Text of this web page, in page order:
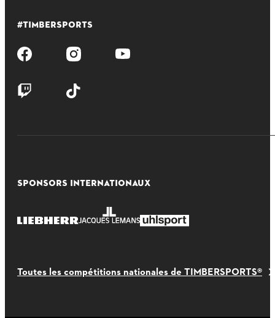
#TIMBERSPORTS
SPONSORS INTERNATIONAUX
Toutes les compétitions nationales de TIMBERSPORTS®